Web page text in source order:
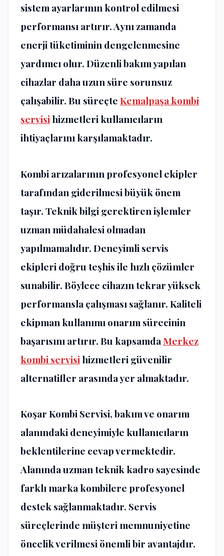
sistem ayarlarının kontrol edilmesi
performansı artırır. Aynı zamanda
enerji tüketiminin dengelenmesine
yardımcı olur. Düzenli bakım yapılan
cihazlar daha uzun süre sorunsuz
çalışabilir. Bu süreçteKemalpaşa kombi
servisi hizmetleri kullanıcıların
ihtiyaçlarını karşılamaktadır.
Kombi arızalarının profesyonel ekipler
tarafından giderilmesi büyük önem
taşır. Teknik bilgi gerektiren işlemler
uzman müdahalesi olmadan
yapılmamalıdır. Deneyimli servis
ekipleri doğru teşhis ile hızlı çözümler
sunabilir. Böylece cihazın tekrar yüksek
performansla çalışması sağlanır. Kaliteli
ekipman kullanımı onarım sürecinin
başarısını artırır. Bu kapsamdaMerkez
kombi servisi hizmetleri güvenilir
alternatifler arasında yer almaktadır.
Koşar Kombi Servisi, bakım ve onarım
alanındaki deneyimiyle kullanıcıların
beklentilerine cevap vermektedir.
Alanında uzman teknik kadro sayesinde
farklı marka kombilere profesyonel
destek sağlanmaktadır. Servis
süreçlerinde müşteri memnuniyetine
öncelik verilmesi önemli bir avantajdır.